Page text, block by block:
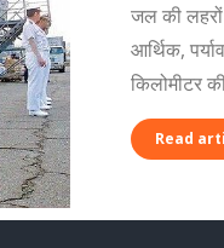
जल की लहरों
आर्थिक,
किलोमीटर
Read